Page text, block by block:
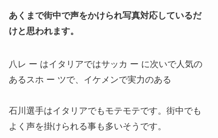
あくまで街中で声をかけられ写真対応しているだ
けと思われます。
八レ ー はイタリアではサッカ ー に次いで人気の
あるスホ ー ツで、イケメンで実力のある
石川選手はイタリアでもモテモテです。街中でも
よく声を掛けられる事も多いそうです。